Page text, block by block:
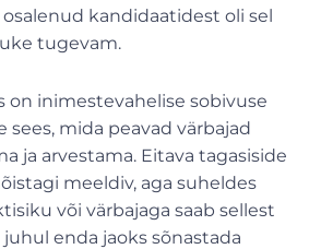
kandidaatidest oli sel
tugevam.
on inimestevahelise sobivuse
mida peavad värbajad
ja arvestama. Eitava tagasiside
meeldiv, aga suheldes
või värbajaga saab sellest
enda jaoks sõnastada